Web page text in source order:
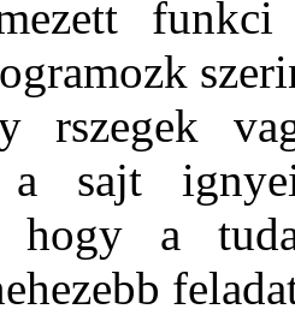
rszegek
sajt
hogy a